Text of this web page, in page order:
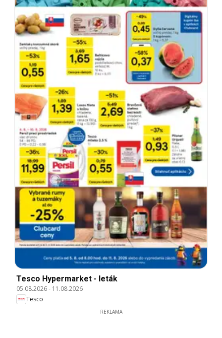
Tesco Hypermarket - leták
05.08.2026- 11.08.2026
Tesco
REKLAMA